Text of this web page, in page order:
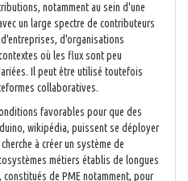
notamment au sein d'une
un large spectre de contributeurs
d'organisations
où les flux sont peu
Il peut être utilisé toutefois
collaboratives.
favorables pour que des
wikipédia, puissent se déployer
à créer un système de
métiers établis de longues
de PME notamment, pour